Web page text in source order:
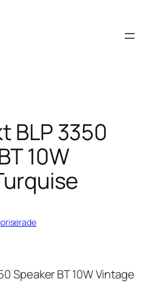
BLP 3350
10W
Speaker BT 10W Vintage